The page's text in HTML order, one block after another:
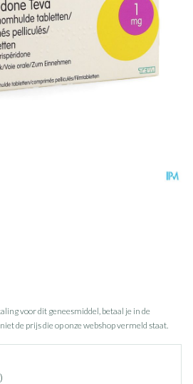
voor dit geneesmiddel, betaal je in de
de prijs die op onze webshop vermeld staat.